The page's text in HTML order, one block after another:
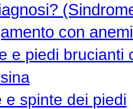
con
e piedi brucianti
e spinte dei piedi